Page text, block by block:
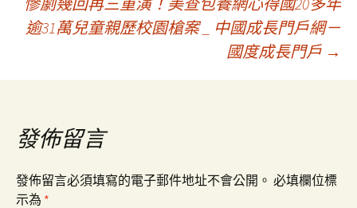
章
導
覽
逾31萬兒童親歷校園槍案 _ 中國成長門戶網－
國度成長門戶 →
發佈留言
發佈留言必須填寫的電子郵件地址不會公開。 必填欄位標
示為 *